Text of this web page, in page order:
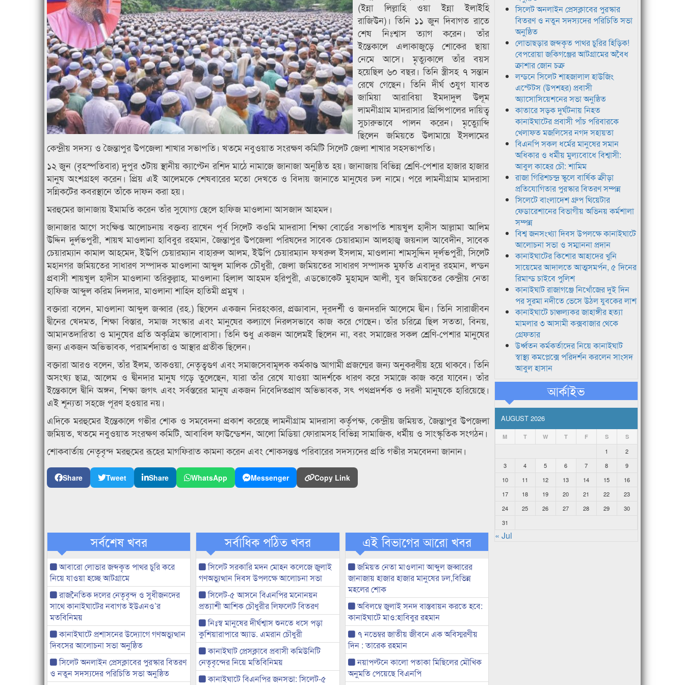
(ইন্না লিল্লাহি ওয়া ইন্না ইলাইহি
রাজিউন)। তিনি ১১ জুন দিবাগত রাতে
শেষ নিঃশ্বাস ত্যাগ করেন। তাঁর
ইন্তেকালে এলাকাজুড়ে শোকের ছায়া
নেমে আসে। মৃত্যুকালে তাঁর বয়স
হয়েছিল ৬০ বছর। তিনি স্ত্রীসহ ৭ সন্তান
রেখে গেছেন। তিনি দীর্ঘ ৩যুগ যাবত
জামিয়া আরাবিয়া ইমদাদুল উলূম
লামনীগ্রাম মাদরাসার প্রিন্সিপালের দায়িত্ব
সুচারুভাবে পালন করেন। মৃত্যুোব্দি
ছিলেন জমিয়তে উলামায়ে ইসলামের
কেন্দ্রীয় সদস্য ও জৈন্তাপুর উপজেলা শাখার সভাপতি। খতমে নবুওয়াত সংরক্ষণ কমিটি সিলেট জেলা শাখার সহসভাপতি।
১২ জুন (বৃহস্পতিবার) দুপুর ৩টায় স্থানীয় ক্যাপ্টেন রশিদ মাঠে নামাজে জানাজা অনুষ্ঠিত হয়। জানাজায় বিভিন্ন শ্রেণি-পেশার হাজার হাজার
মানুষ অংশগ্রহণ করেন। প্রিয় এই আলেমকে শেষবারের মতো দেখতে ও বিদায় জানাতে মানুষের ঢল নামে। পরে লামনীগ্রাম মাদরাসা
সন্নিকটের কবরস্থানে তাঁকে দাফন করা হয়।
মরহুমের জানাজায় ইমামতি করেন তাঁর সুযোগ্য ছেলে হাফিজ মাওলানা আসজাদ আহমদ।
জানাজার আগে সংক্ষিপ্ত আলোচনায় বক্তব্য রাখেন পূর্ব সিলেট কওমি মাদরাসা শিক্ষা বোর্ডের সভাপতি শায়খুল হাদীস আল্লামা আলিম
উদ্দিন দুর্লভপুরী, শায়খ মাওলানা হাবিবুর রহমান, জৈন্তাপুর উপজেলা পরিষদের সাবেক চেয়ারম্যান আলহাজ্ব জয়নাল আবেদীন, সাবেক
চেয়ারম্যান কামাল আহমেদ, ইউপি চেয়ারম্যান বাহারুল আলম, ইউপি চেয়ারম্যান ফখরুল ইসলাম, মাওলানা শামসুদ্দিন দূর্লভপুরী, সিলেট
মহানগর জমিয়তের সাধারণ সম্পাদক মাওলানা আব্দুল মালিক চৌধুরী, জেলা জমিয়তের সাধারণ সম্পাদক মুফতি এবাদুর রহমান, লন্ডন
প্রবাসী শায়খুল হাদীস মাওলানা তরিকুল্লাহ, মাওলানা হিলাল আহমদ হরিপুরী, এডভোকেট মুহাম্মদ আলী, যুব জমিয়তের কেন্দ্রীয় নেতা
হাফিজ আব্দুল করিম দিলদার, মাওলানা শাহিদ হাতিমী প্রমুখ ।
বক্তারা বলেন, মাওলানা আব্দুল জব্বার (রহ.) ছিলেন একজন নিরহংকার, প্রজ্ঞাবান, দূরদর্শী ও জনদরদি আলেমে দ্বীন। তিনি সারাজীবন
দ্বীনের খেদমত, শিক্ষা বিস্তার, সমাজ সংস্কার এবং মানুষের কল্যাণে নিরলসভাবে কাজ করে গেছেন। তাঁর চরিত্রে ছিল সততা, বিনয়,
আমানতদারিতা ও মানুষের প্রতি অকৃত্রিম ভালোবাসা। তিনি শুধু একজন আলেমই ছিলেন না, বরং সমাজের সকল শ্রেণি-পেশার মানুষের
জন্য একজন অভিভাবক, পরামর্শদাতা ও আস্থার প্রতীক ছিলেন।
বক্তারা আরও বলেন, তাঁর ইলম, তাকওয়া, নেতৃত্বগুণ এবং সমাজসেবামূলক কর্মকাণ্ড আগামী প্রজন্মের জন্য অনুকরণীয় হয়ে থাকবে। তিনি
অসংখ্য ছাত্র, আলেম ও দ্বীনদার মানুষ গড়ে তুলেছেন, যারা তাঁর রেখে যাওয়া আদর্শকে ধারণ করে সমাজে কাজ করে যাবেন। তাঁর
ইন্তেকালে দ্বীনি অঙ্গন, শিক্ষা জগৎ এবং সর্বস্তরের মানুষ একজন নিবেদিতপ্রাণ অভিভাবক, সৎ পথপ্রদর্শক ও দরদী মানুষকে হারিয়েছে।
এই শূন্যতা সহজে পূরণ হওয়ার নয়।
এদিকে মরহুমের ইন্তেকালে গভীর শোক ও সমবেদনা প্রকাশ করেছে লামনীগ্রাম মাদরাসা কর্তৃপক্ষ, কেন্দ্রীয় জমিয়ত, জৈন্তাপুর উপজেলা
জমিয়ত, খতমে নবুওয়াত সংরক্ষণ কমিটি, আবাবিল ফাউন্ডেশন, আলো মিডিয়া ফোরামসহ বিভিন্ন সামাজিক, ধর্মীয় ও সাংস্কৃতিক সংগঠন।
শোকবার্তায় নেতৃবৃন্দ মরহুমের রূহের মাগফিরাত কামনা করেন এবং শোকসন্তপ্ত পরিবারের সদস্যদের প্রতি গভীর সমবেদনা জানান।
Share Tweet Share WhatsApp Messenger Copy Link
সর্বশেষ খবর
আবারো লোভার জব্দকৃত পাথর চুরি করে
নিয়ে যাওয়া হচ্ছে আটগ্রামে
রাজনৈতিক দলের নেতৃবৃন্দ ও সুধীজনদের
সাথে কানাইঘাটের নবাগত ইউএনও’র
মতবিনিময়
কানাইঘাটে প্রশাসনের উদ্যোগে গণঅভ্যুত্থান
দিবসের আলোচনা সভা অনুষ্ঠিত
সিলেট অনলাইন প্রেসক্লাবের পুরস্কার বিতরণ
ও নতুন সদস্যদের পরিচিতি সভা অনুষ্ঠিত
সর্বাধিক পঠিত খবর
সিলেট সরকারি মদন মোহন কলেজে জুলাই
গণঅভ্যুত্থান দিবস উপলক্ষে আলোচনা সভা
সিলেট-৫ আসনে বিএনপির মনোনয়ন
প্রত্যাশী আশিক চৌধুরীর লিফলেট বিতরণ
নিঃস্ব মানুষের দীর্ঘশ্বাস শুনতে ধসে পড়া
কুশিয়ারাপারে অ্যাড. এমরান চৌধুরী
কানাইঘাট প্রেসক্লাবে প্রবাসী কমিউনিটি
নেতৃবৃন্দের নিয়ে মতিবিনিময়
কানাইঘাটে বিএনপির জনসভা: সিলেট-৫
এই বিভাগের আরো খবর
জমিয়ত নেতা মাওলানা আব্দুল জব্বারের
জানাজায় হাজার হাজার মানুষের ঢল,বিভিন্ন
মহলের শোক
অবিলম্বে জুলাই সনদ বাস্তবায়ন করতে হবে:
কানাইঘাটে মাও:হাবিবুর রহমান
৭ নভেম্বর জাতীয় জীবনে এক অবিস্মরণীয়
দিন : তারেক রহমান
নয়াপল্টনে কালো পতাকা মিছিলের মৌখিক
অনুমতি পেয়েছে বিএনপি
সিলেট অনলাইন প্রেসক্লাবের পুরস্কার
বিতরণ ও নতুন সদস্যদের পরিচিতি সভা
অনুষ্ঠিত
লোভাছড়ার জব্দকৃত পাথর চুরির হিড়িক!
বেপরোয়া জকিগঞ্জের আটগ্রামের অবৈধ
ক্রাশার জোন চক্র
লন্ডনে সিলেট শাহজালাল হাউজিং
এস্টেটস (উপশহর) প্রবাসী
অ্যাসোসিয়েশনের সভা অনুষ্ঠিত
কাতারে সড়ক দুর্ঘটনায় নিহত
কানাইঘাটের প্রবাসী পাঁচ পরিবারকে
খেলাফত মজলিসের নগদ সহায়তা
বিএনপি সকল ধর্মের মানুষের সমান
অধিকার ও ধর্মীয় মুল্যবোধে বিশ্বাসী:
আবুল কাহের চৌ: শামিম
রাজা গিরিশচন্দ্র স্কুলে বার্ষিক ক্রীড়া
প্রতিযোগিতার পুরস্কার বিতরণ সম্পন্ন
সিলেটে বাংলাদেশ গ্রুপ থিয়েটার
ফেডারেশানের বিভাগীয় অভিনয় কর্মশালা
সম্পন্ন
বিশ্ব জনসংখ্যা দিবস উপলক্ষে কানাইঘাটে
আলোচনা সভা ও সম্মাননা প্রদান
কানাইঘাটের কিশোর আহাদের খুনি
সায়েমের আদালতে আত্মসমর্পন, ৫ দিনের
রিমান্ড চাইবে পুলিশ
কানাইঘাট রাজাগঞ্জে নিখোঁজের দুই দিন
পর সুরমা নদীতে ভেসে উঠল যুবকের লাশ
কানাইঘাটে চাঞ্চল্যকর জাহাঙ্গীর হত্যা
মামলার ৩ আসামী কক্সবাজার থেকে
গ্রেফতার
উর্ধ্বতন কর্মকর্তাদের নিয়ে কানাইঘাট
স্বাস্থ্য কমপ্লেক্সে পরিদর্শন করলেন সাংসদ
আবুল হাসান
আর্কাইভ
AUGUST 2026
M T W T F S S
1
2
3
4 5 6 7 8
9
10
11 12 13 14 15
16
17
18 19 20 21 22
23
24
25 26 27 28 29
30
31
« Jul